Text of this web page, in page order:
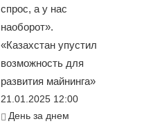
спрос, а у нас
наоборот».
«Казахстан упустил
возможность для
развития майнинга»
21.01.2025 12:00
День за днем